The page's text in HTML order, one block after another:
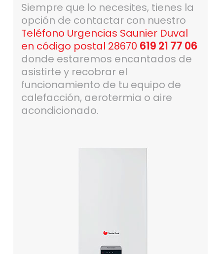
Siempre que lo necesites, tienes la
opción de contactar con nuestro
Teléfono Urgencias Saunier Duval
en código postal 28670 619 21 77 06
donde estaremos encantados de
asistirte y recobrar el
funcionamiento de tu equipo de
calefacción, aerotermia o aire
acondicionado.